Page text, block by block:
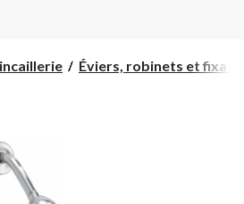
Éviers, robinets et